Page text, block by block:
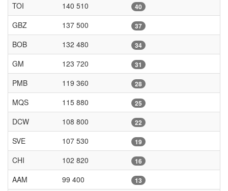
TOI 140 510 40
GBZ 137 500 37
BOB 132 480 34
GM 123 720 31
PMB 119 360 28
MQS 115 880 25
DCW 108 800 22
SVE 107 530 19
CHI 102 820 16
AAM 99 400 13